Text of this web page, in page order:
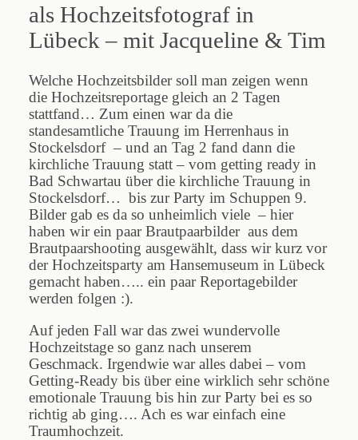
als Hochzeitsfotograf in
Lübeck – mit Jacqueline & Tim
Welche Hochzeitsbilder soll man zeigen wenn
die Hochzeitsreportage gleich an 2 Tagen
stattfand… Zum einen war da die
standesamtliche Trauung im Herrenhaus in
Stockelsdorf – und an Tag 2 fand dann die
kirchliche Trauung statt – vom getting ready in
Bad Schwartau über die kirchliche Trauung in
Stockelsdorf… bis zur Party im Schuppen 9.
Bilder gab es da so unheimlich viele – hier
haben wir ein paar Brautpaarbilder aus dem
Brautpaarshooting ausgewählt, dass wir kurz vor
der Hochzeitsparty am Hansemuseum in Lübeck
gemacht haben….. ein paar Reportagebilder
werden folgen :).
Auf jeden Fall war das zwei wundervolle
Hochzeitstage so ganz nach unserem
Geschmack. Irgendwie war alles dabei – vom
Getting-Ready bis über eine wirklich sehr schöne
emotionale Trauung bis hin zur Party bei es so
richtig ab ging…. Ach es war einfach eine
Traumhochzeit.